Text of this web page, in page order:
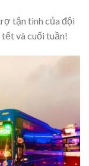
tận tình của đội
tết và cuối tuần!